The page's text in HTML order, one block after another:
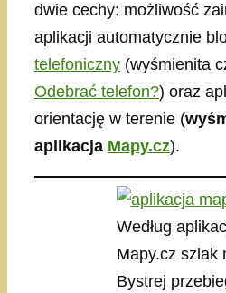
dwie cechy: możliwość
aplikacji automatycznie
telefoniczny (wyśmienita
Odebrać telefon?) oraz
orientację w terenie (
aplikacja Mapy.cz).
Według
Mapy.cz szlak
Bystrej